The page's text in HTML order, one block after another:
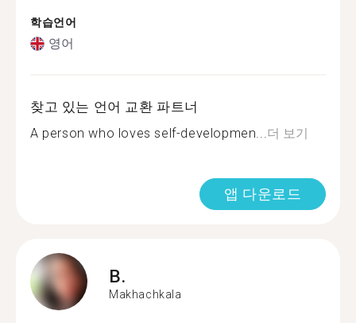
학습언어
영어
찾고 있는 언어 교환 파트너
A person who loves self-developmen...더 보기
앱 다운로드
B.
Makhachkala